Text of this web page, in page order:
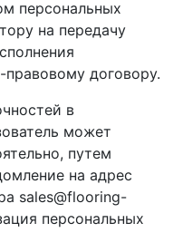
персональных
на передачу
правовому договору.
в
может
путем
на адрес
sales@flooring-
персональных